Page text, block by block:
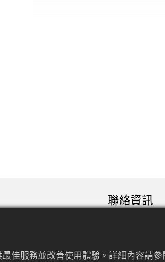
聯絡資訊
886-3-
佳服務並改善使用體驗。詳細內容請